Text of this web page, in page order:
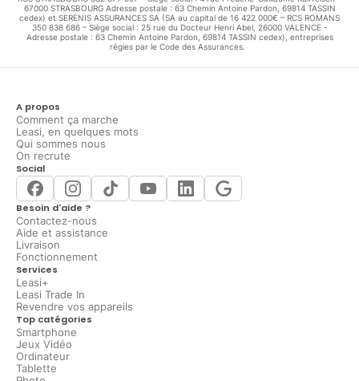
67000 STRASBOURG Adresse postale : 63 Chemin Antoine Pardon, 69814 TASSIN
cedex) et SERENIS ASSURANCES SA (SA au capital de 16 422 000€ – RCS ROMANS
350 838 686 – Siège social : 25 rue du Docteur Henri Abel, 26000 VALENCE -
Adresse postale : 63 Chemin Antoine Pardon, 69814 TASSIN cedex), entreprises
régies par le Code des Assurances.
A propos
Comment ça marche
Leasi, en quelques mots
Qui sommes nous
On recrute
Social
Besoin d'aide ?
Contactez-nous
Aide et assistance
Livraison
Fonctionnement
Services
Leasi+
Leasi Trade In
Revendre vos appareils
Top catégories
Smartphone
Jeux Vidéo
Ordinateur
Tablette